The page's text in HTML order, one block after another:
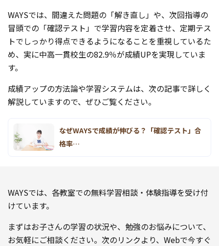
WAYSでは、間違えた問題の「解き直し」や、次回指導の
冒頭での「確認テスト」で学習内容を定着させ、定期テス
トでしっかり得点できるようになることを重視しているた
め、実に中高一貫校生の82.9％が成績UPを実現していま
す。
成績アップの方法論や学習システムは、次の記事で詳しく
解説していますので、ぜひご覧ください。
なぜWAYSで成績が伸びる？「確認テスト」合
格率…
WAYSでは、各教室での無料学習相談・体験指導を受け付
けています。
まずはお子さんの学習の状況や、勉強のお悩みについて、
お気軽にご相談ください。次のリンクより、Webで今すぐ